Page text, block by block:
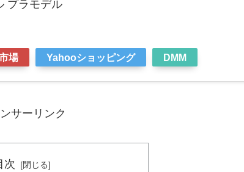
プラモデル
場 Yahooショッピング DMM
サーリンク
次